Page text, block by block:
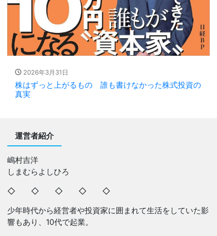
2026年3月31日
株はずっと上がるもの 誰も書けなかった株式投資の
真実
運営者紹介
嶋村吉洋
しまむらよしひろ
◇ ◇ ◇ ◇ ◇
少年時代から経営者や投資家に囲まれて生活をしていた影
響もあり、10代で起業。